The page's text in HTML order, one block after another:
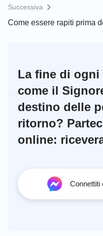
Successiva
Come essere rapiti prima
La fine di ogni
come il
destino delle
ritorno?
online:
Connettiti